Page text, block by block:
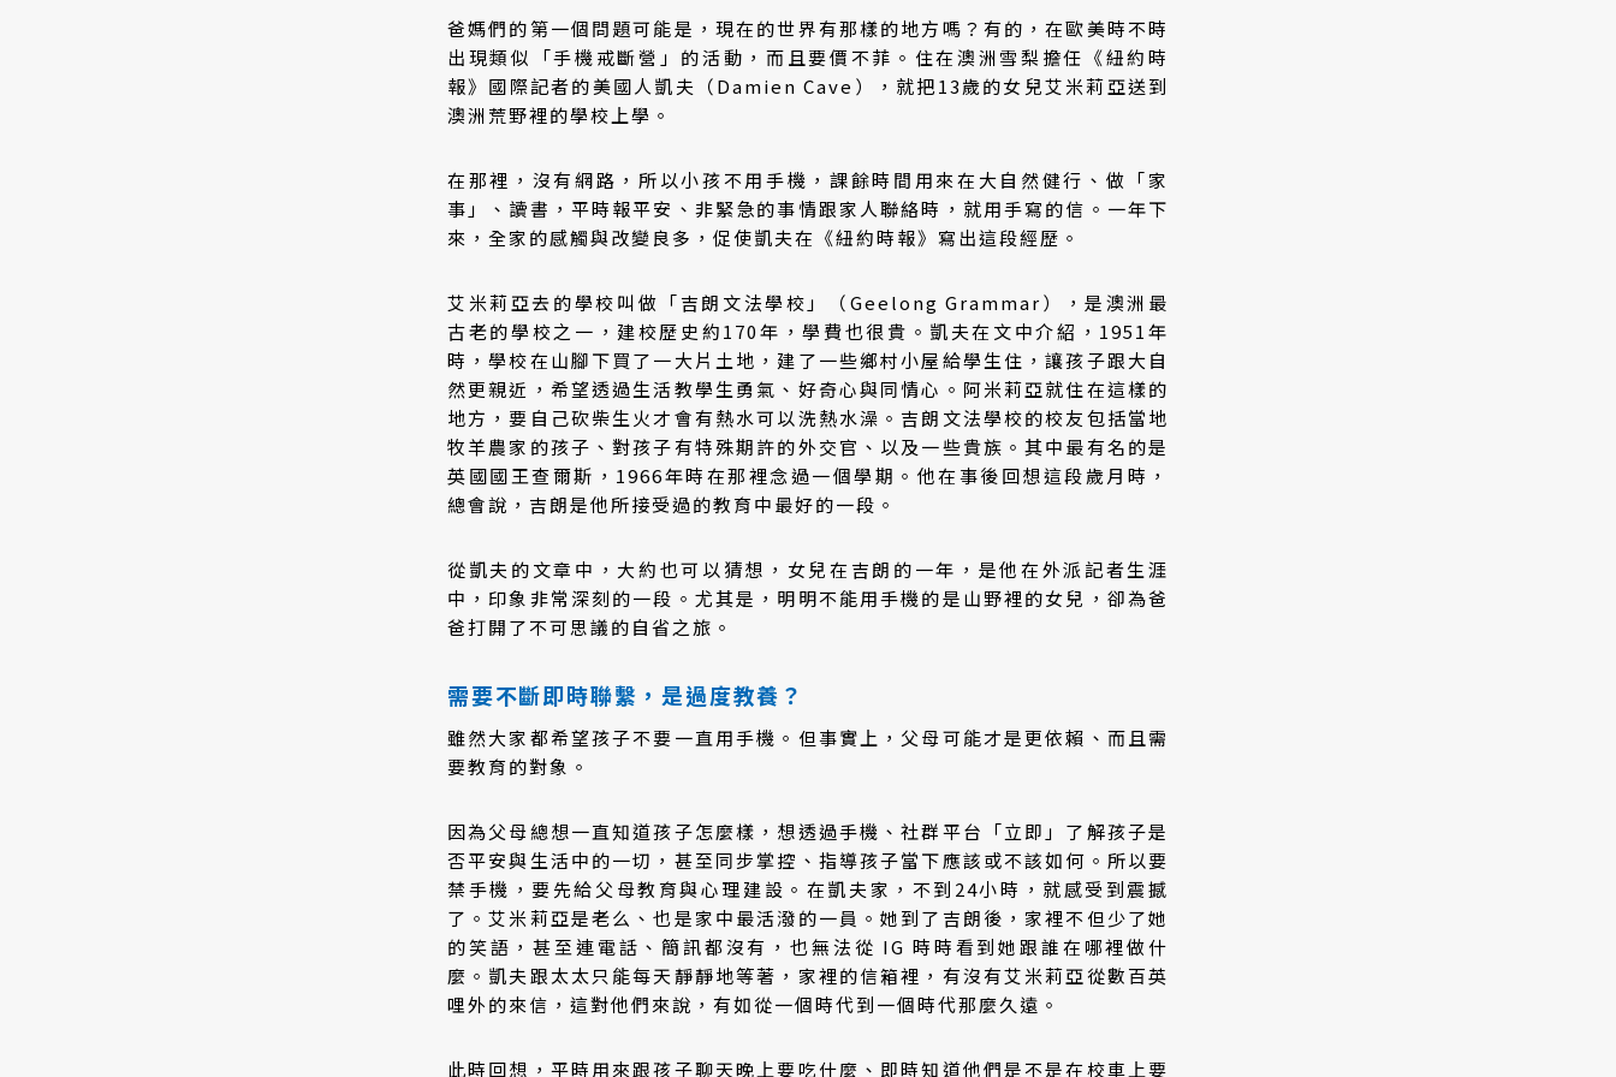
爸媽們的第一個問題可能是，現在的世界有那樣的地方嗎？有的，在歐美時不時
出現類似「手機戒斷營」的活動，而且要價不菲。住在澳洲雪梨擔任《紐約時
報》國際記者的美國人凱夫（Damien Cave），就把13歲的女兒艾米莉亞送到
澳洲荒野裡的學校上學。
在那裡，沒有網路，所以小孩不用手機，課餘時間用來在大自然健行、做「家
事」、讀書，平時報平安、非緊急的事情跟家人聯絡時，就用手寫的信。一年下
來，全家的感觸與改變良多，促使凱夫在《紐約時報》寫出這段經歷。
艾米莉亞去的學校叫做「吉朗文法學校」（Geelong Grammar），是澳洲最
古老的學校之一，建校歷史約170年，學費也很貴。凱夫在文中介紹，1951年
時，學校在山腳下買了一大片土地，建了一些鄉村小屋給學生住，讓孩子跟大自
然更親近，希望透過生活教學生勇氣、好奇心與同情心。阿米莉亞就住在這樣的
地方，要自己砍柴生火才會有熱水可以洗熱水澡。吉朗文法學校的校友包括當地
牧羊農家的孩子、對孩子有特殊期許的外交官、以及一些貴族。其中最有名的是
英國國王查爾斯，1966年時在那裡念過一個學期。他在事後回想這段歲月時，
總會說，吉朗是他所接受過的教育中最好的一段。
從凱夫的文章中，大約也可以猜想，女兒在吉朗的一年，是他在外派記者生涯
中，印象非常深刻的一段。尤其是，明明不能用手機的是山野裡的女兒，卻為爸
爸打開了不可思議的自省之旅。
需要不斷即時聯繫，是過度教養？
雖然大家都希望孩子不要一直用手機。但事實上，父母可能才是更依賴、而且需
要教育的對象。
因為父母總想一直知道孩子怎麼樣，想透過手機、社群平台「立即」了解孩子是
否平安與生活中的一切，甚至同步掌控、指導孩子當下應該或不該如何。所以要
禁手機，要先給父母教育與心理建設。在凱夫家，不到24小時，就感受到震撼
了。艾米莉亞是老么、也是家中最活潑的一員。她到了吉朗後，家裡不但少了她
的笑語，甚至連電話、簡訊都沒有，也無法從 IG 時時看到她跟誰在哪裡做什
麼。凱夫跟太太只能每天靜靜地等著，家裡的信箱裡，有沒有艾米莉亞從數百英
哩外的來信，這對他們來說，有如從一個時代到一個時代那麼久遠。
此時回想，平時用來跟孩子聊天晚上要吃什麼、即時知道他們是不是在校車上要